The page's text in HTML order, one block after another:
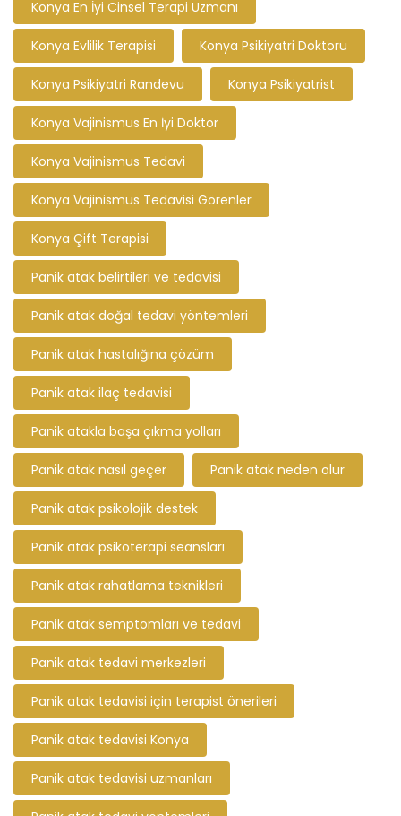
Konya En İyi Cinsel Terapi Uzmanı
Konya Evlilik Terapisi Konya Psikiyatri Doktoru
Konya Psikiyatri Randevu Konya Psikiyatrist
Konya Vajinismus En İyi Doktor
Konya Vajinismus Tedavi
Konya Vajinismus Tedavisi Görenler
Konya Çift Terapisi
Panik atak belirtileri ve tedavisi
Panik atak doğal tedavi yöntemleri
Panik atak hastalığına çözüm
Panik atak ilaç tedavisi
Panik atakla başa çıkma yolları
Panik atak nasıl geçer Panik atak neden olur
Panik atak psikolojik destek
Panik atak psikoterapi seansları
Panik atak rahatlama teknikleri
Panik atak semptomları ve tedavi
Panik atak tedavi merkezleri
Panik atak tedavisi için terapist önerileri
Panik atak tedavisi Konya
Panik atak tedavisi uzmanları